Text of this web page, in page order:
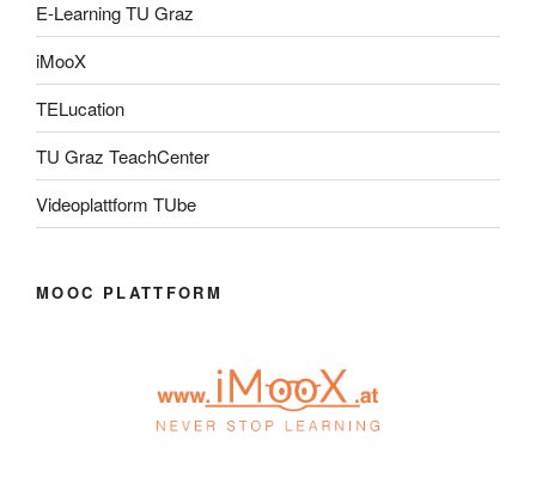
E-Learning TU Graz
iMooX
TELucation
TU Graz TeachCenter
Videoplattform TUbe
MOOC PLATTFORM